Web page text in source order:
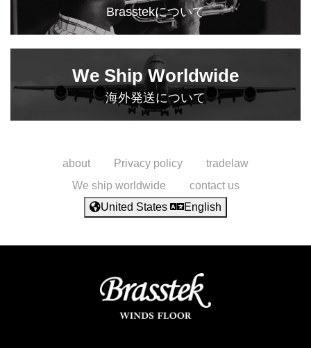
Brasstekについて
We Ship Worldwide
海外発送について
about Privacy policy
tradelaw
We ship worldwide
contact us
United States
English